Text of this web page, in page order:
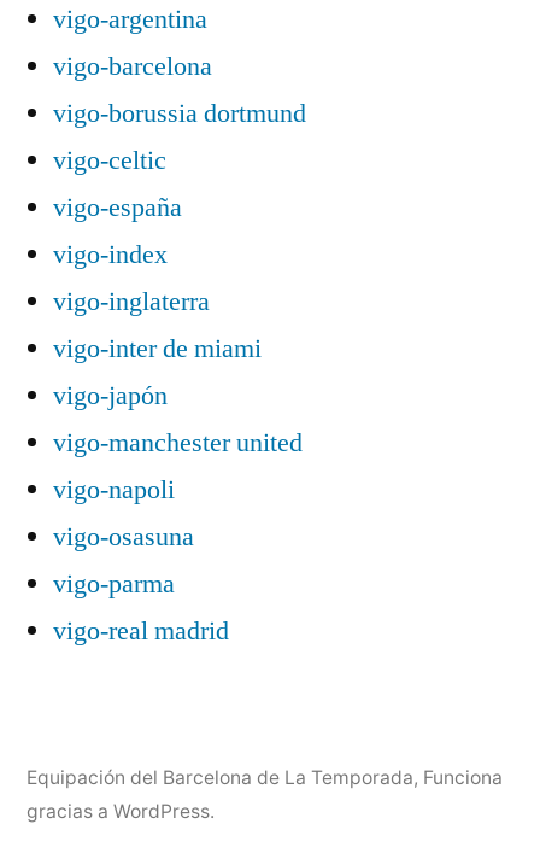
vigo-argentina
vigo-barcelona
vigo-borussia dortmund
vigo-celtic
vigo-españa
vigo-index
vigo-inglaterra
vigo-inter de miami
vigo-japón
vigo-manchester united
vigo-napoli
vigo-osasuna
vigo-parma
vigo-real madrid
Equipación del Barcelona de La Temporada, Funciona
gracias a WordPress.